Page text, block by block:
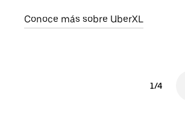
Conoce más sobre UberXL
1/4